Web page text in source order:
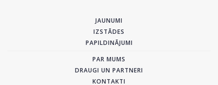
JAUNUMI
IZSTĀDES
PAPILDINĀJUMI
PAR MUMS
DRAUGI UN PARTNERI
KONTAKTI